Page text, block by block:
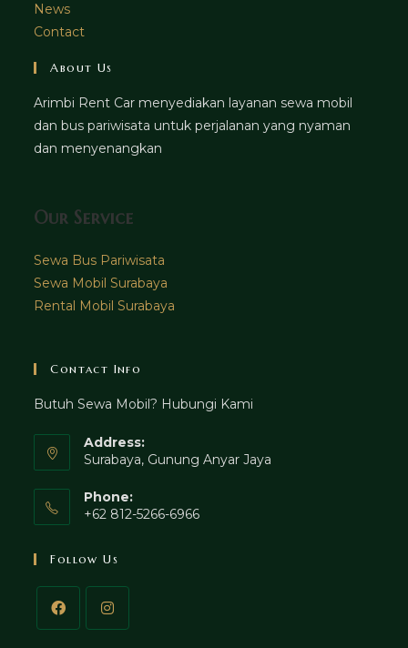
News
Contact
About Us
Arimbi Rent Car menyediakan layanan sewa mobil
dan bus pariwisata untuk perjalanan yang nyaman
dan menyenangkan
Our Service
Sewa Bus Pariwisata
Sewa Mobil Surabaya
Rental Mobil Surabaya
Contact Info
Butuh Sewa Mobil? Hubungi Kami
Address:
Surabaya, Gunung Anyar Jaya
Phone:
+62 812-5266-6966
Follow Us